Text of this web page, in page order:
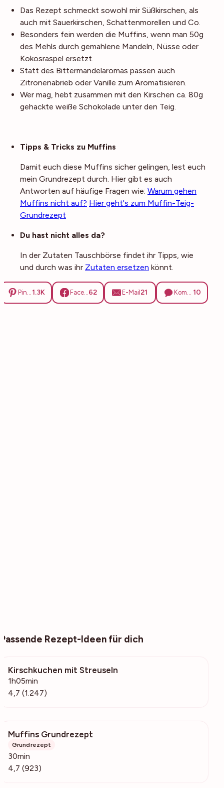
Das Rezept schmeckt sowohl mir Süßkirschen, als
auch mit Sauerkirschen, Schattenmorellen und Co.
Besonders fein werden die Muffins, wenn man 50g
des Mehls durch gemahlene Mandeln, Nüsse oder
Kokosraspel ersetzt.
Statt des Bittermandelaromas passen auch
Zitronenabrieb oder Vanille zum Aromatisieren.
Wer mag, hebt zusammen mit den Kirschen ca. 80g
gehackte weiße Schokolade unter den Teig.
Tipps & Tricks zu Muffins
Damit euch diese Muffins sicher gelingen, lest euch
mein Grundrezept durch. Hier gibt es auch
Antworten auf häufige Fragen wie: Warum gehen
Muffins nicht auf? Hier geht's zum Muffin-Teig-
Grundrezept
Du hast nicht alles da?
In der Zutaten Tauschbörse findet ihr Tipps, wie
und durch was ihr Zutaten ersetzen könnt.
1.3K 62 E-Mail21 10
Passende Rezept-Ideen für dich
Kirschkuchen mit Streuseln
1h05min
4,7 (1.247)
Muffins Grundrezept
Grundrezept
30min
4,7 (923)